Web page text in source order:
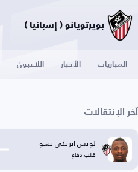
بويرتويانو ( إسبانيا )
المباريات الأخبار اللاعبون
آخر الإنتقالات
لويس انريكي نسو
قلب دفاع